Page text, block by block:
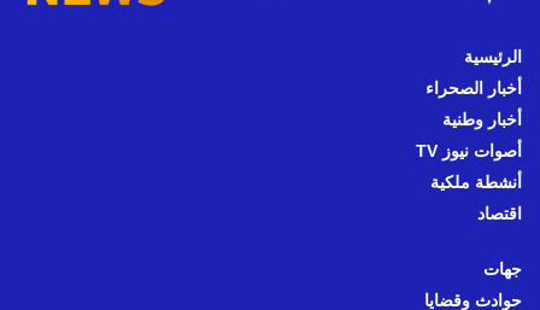
الرئيسية
أخبار الصحراء
أخبار وطنية
أصوات نيوز TV
أنشطة ملكية
اقتصاد
جهات
حوادث وقضايا